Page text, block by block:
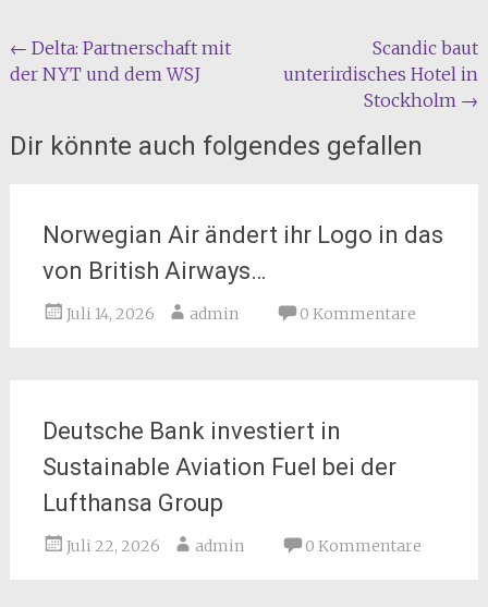
Beitragsnavigation
← Delta: Partnerschaft mit
der NYT und dem WSJ
Scandic baut
unterirdisches Hotel in
Stockholm →
Dir könnte auch folgendes gefallen
Norwegian Air ändert ihr Logo in das
von British Airways…
Juli 14, 2026 admin 0 Kommentare
Deutsche Bank investiert in
Sustainable Aviation Fuel bei der
Lufthansa Group
Juli 22, 2026 admin 0 Kommentare